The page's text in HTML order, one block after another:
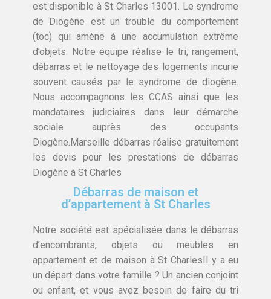
est disponible à St Charles 13001. Le syndrome
de Diogène est un trouble du comportement
(toc) qui amène à une accumulation extrême
d’objets. Notre équipe réalise le tri, rangement,
débarras et le nettoyage des logements incurie
souvent causés par le syndrome de diogène.
Nous accompagnons les CCAS ainsi que les
mandataires judiciaires dans leur démarche
sociale auprès des occupants
Diogène.Marseille débarras réalise gratuitement
les devis pour les prestations de débarras
Diogène à St Charles
Débarras de maison et
d’appartement à St Charles
Notre société est spécialisée dans le débarras
d’encombrants, objets ou meubles en
appartement et de maison à St CharlesIl y a eu
un départ dans votre famille ? Un ancien conjoint
ou enfant, et vous avez besoin de faire du tri